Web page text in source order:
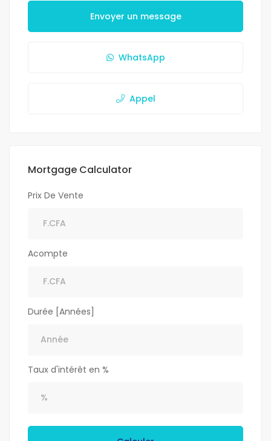
Envoyer un message
WhatsApp
Appel
Mortgage Calculator
Prix De Vente
Acompte
Durée [Années]
Taux d'intérêt en %